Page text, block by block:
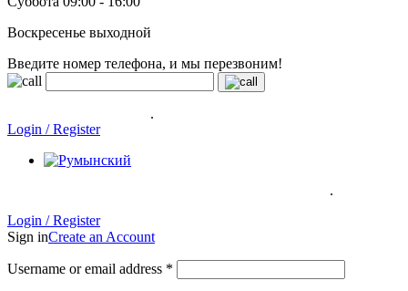
Воскресенье выходной
Введите номер телефона, и мы перезвоним!
.
Login / Register
.
Login / Register
Sign inCreate an Account
Username or email address *